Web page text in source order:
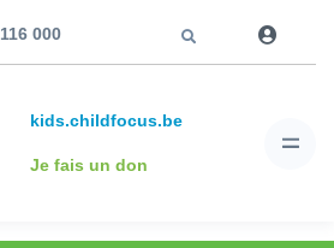
116 000
kids.childfocus.be
Je fais un don